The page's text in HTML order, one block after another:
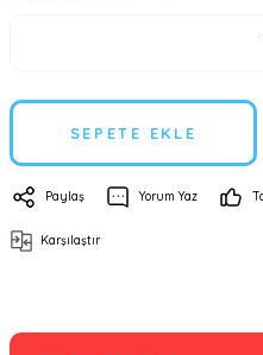
SEPETE EKLE
Paylaş Yorum Yaz
Karşılaştır